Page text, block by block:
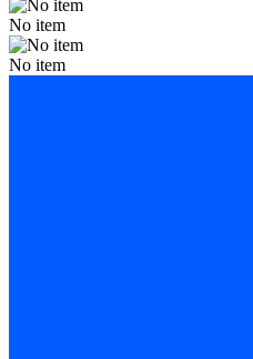
No item
No item